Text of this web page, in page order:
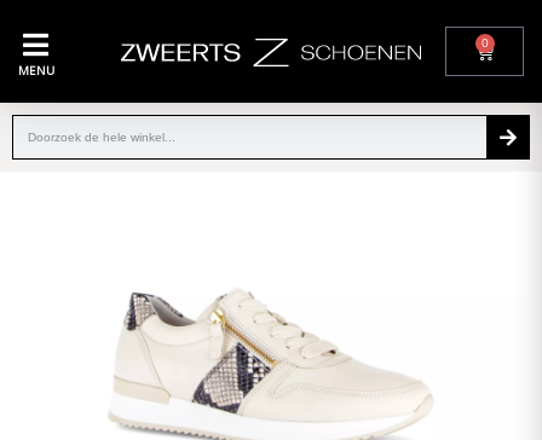
MENU
0